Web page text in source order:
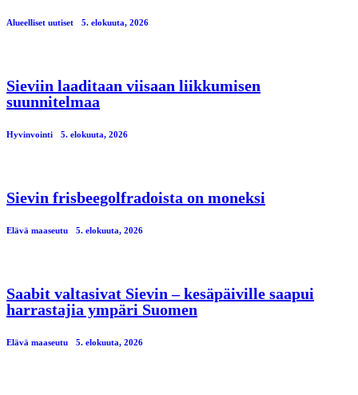
Alueelliset uutiset 5. elokuuta, 2026
Sieviin laaditaan viisaan liikkumisen
suunnitelmaa
Hyvinvointi 5. elokuuta, 2026
Sievin frisbeegolfradoista on moneksi
Elävä maaseutu 5. elokuuta, 2026
Saabit valtasivat Sievin – kesäpäiville saapui
harrastajia ympäri Suomen
Elävä maaseutu 5. elokuuta, 2026